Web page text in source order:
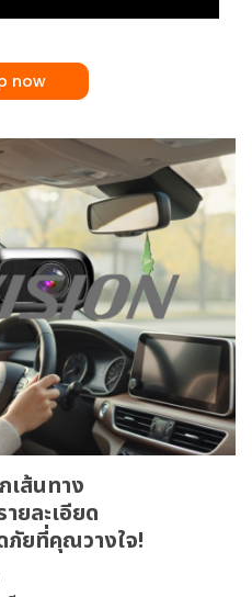
now
ส้นทาง
ยละเอียด
ภัยที่คุณวางใจ!